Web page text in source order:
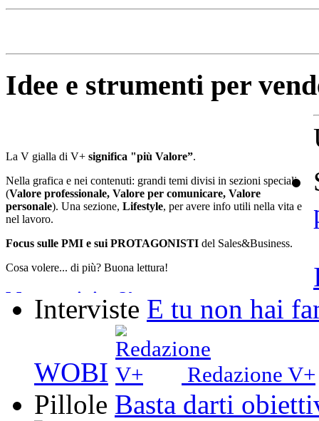
Idee e strumenti per
La V gialla di V+ significa "più Valore”.
Nella grafica e nei contenuti: grandi temi divisi in sezioni speciali
(Valore professionale, Valore per comunicare, Valore
personale). Una sezione, Lifestyle, per avere info utili nella vita e
nel lavoro.
Focus sulle PMI e sui PROTAGONISTI del Sales&Business.
Cosa volere... di più? Buona lettura!
Ma quanti siete?!
V+ magazine ha superato una diffusione stabile di
a contatti professionali e imprese (la diffusione avviene in parte
aziende e associazioni).Alcuni numeri godono della
ulteriore diffusione curata dalle aziende presenti con
interviste e
Oltre il magazine, c'è di più!
Interviste E tu non hai
WOBI Redazione V+
Pillole Basta darti